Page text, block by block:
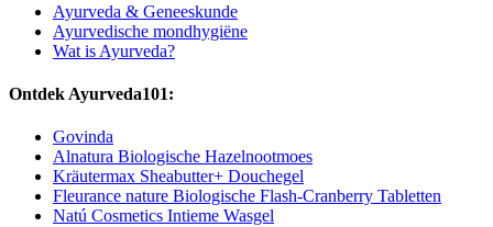
Ayurveda & Geneeskunde
Ayurvedische mondhygiëne
Wat is Ayurveda?
Ontdek Ayurveda101:
Govinda
Alnatura Biologische Hazelnootmoes
Kräutermax Sheabutter+ Douchegel
Fleurance nature Biologische Flash-Cranberry Tabletten
Natú Cosmetics Intieme Wasgel